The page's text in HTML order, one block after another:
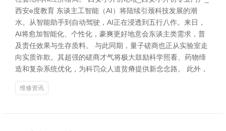
西安e度教育 东谈主工智能（AI）将陆续引颈科技发展的潮
水。从智能助手到自动驾驶，AI正在浸透到五行八作。来日，
AI将愈加智能化、个性化，豪爽更好地意会东谈主类需求，普
及责任效果与生存质料。 与此同期，量子磋商也正从实验室走
向实质诈欺。其超强的磋商才气将极大鼓励科学照看、药物缔
造和复杂系统优化，为科罚众人道贫瘠提供新念念路。 此外，
维修资讯